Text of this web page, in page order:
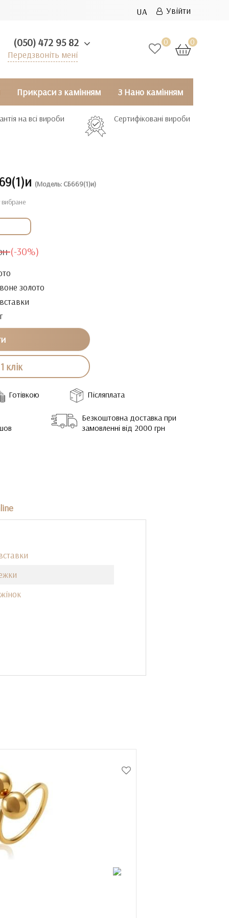
UA Увійти
0 0
(050) 472 95 82
Передзвоніть мені
Прикраси з камінням З Нано камінням
на всі вироби Сертифіковані вироби
(Модель: СБ669(1)и)
(-30%)
золото
клік
Готівкою Післяплата
Безкоштовна доставка при
замовленні від 2000 грн